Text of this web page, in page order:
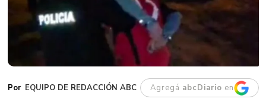
EQUIPO DE REDACCIÓN ABC Agregá abcDiario en